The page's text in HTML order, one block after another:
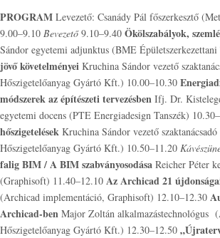
PROGRAM Levezető: Csanády Pál főszerkesztő
9.00–9.10 Bevezető9.10–9.40 Ökölszabályok,
Sándor egyetemi adjunktus (BME
jövő követelményei Kruchina Sándor vezető
Hőszigetelőanyag Gyártó Kft.) 10.00–10.30
módszerek az építészeti tervezésben Ifj. Dr.
egyetemi docens (PTE Energiadesign Tanszék)
hőszigetelések Kruchina Sándor vezető
Hőszigetelőanyag Gyártó Kft.) 10.50–11.20
falig BIM / A BIM szabványosodása Reicher Péter
(Graphisoft) 11.40–12.10 Az Archicad 21
(Archicad implementáció, Graphisoft) 12.10–12.30
Archicad-ben Major Zoltán alkalmazástechnológus
Hőszigetelőanyag Gyártó Kft.) 12.30–12.50